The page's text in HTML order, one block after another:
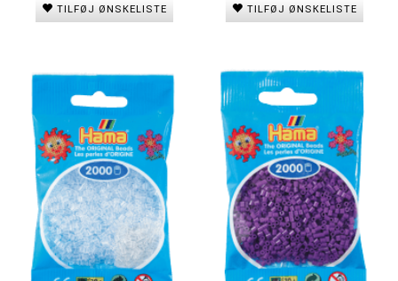
TILFØJ ØNSKELISTE TILFØJ ØNSKELISTE